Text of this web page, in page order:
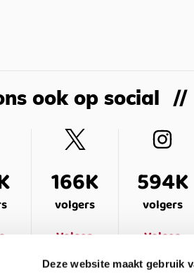
Deze website maakt gebruik
ook op social
166K
volgers
Volgen
594K
volgers
Volgen